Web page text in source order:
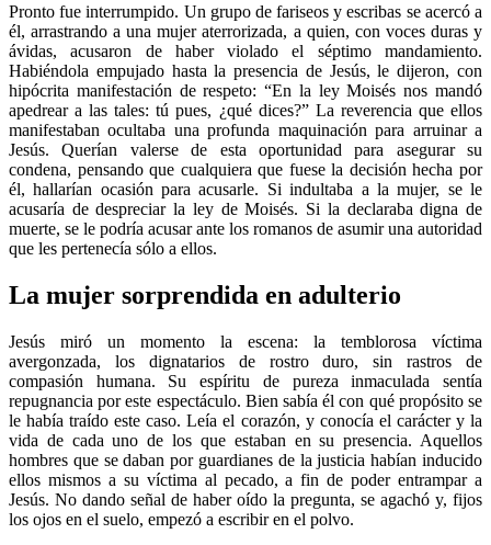
Pronto fue interrumpido. Un grupo de fariseos y escribas se acercó a
él, arrastrando a una mujer aterrorizada, a quien, con voces duras y
ávidas, acusaron de haber violado el séptimo mandamiento.
Habiéndola empujado hasta la presencia de Jesús, le dijeron, con
hipócrita manifestación de respeto: “En la ley Moisés nos mandó
apedrear a las tales: tú pues, ¿qué dices?”La reverencia que ellos
manifestaban ocultaba una profunda maquinación para arruinar a
Jesús. Querían valerse de esta oportunidad para asegurar su
condena, pensando que cualquiera que fuese la decisión hecha por
él, hallarían ocasión para acusarle. Si indultaba a la mujer, se le
acusaría de despreciar la ley de Moisés. Si la declaraba digna de
muerte, se le podría acusar ante los romanos de asumir una autoridad
que les pertenecía sólo a ellos.
La mujer sorprendida en adulterio
Jesús miró un momento la escena: la temblorosa víctima
avergonzada, los dignatarios de rostro duro, sin rastros de
compasión humana. Su espíritu de pureza inmaculada sentía
repugnancia por este espectáculo. Bien sabía él con qué propósito se
le había traído este caso. Leía el corazón, y conocía el carácter y la
vida de cada uno de los que estaban en su presencia. Aquellos
hombres que se daban por guardianes de la justicia habían inducido
ellos mismos a su víctima al pecado, a fin de poder entrampar a
Jesús. No dando señal de haber oído la pregunta, se agachó y, fijos
los ojos en el suelo, empezó a escribir en el polvo.